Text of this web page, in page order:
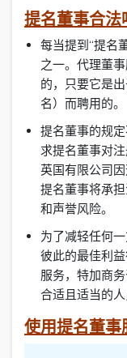
提名董事合法
每当提到“提名
之一。代理董
的，只要它是
名）而聘用的
提名董事的规
求提名董事对
英国有限公司
提名董事将承
和声誉风险。
为了减轻任何
彼此的最佳利
服务，特加商
合适且适当的
使用提名董事